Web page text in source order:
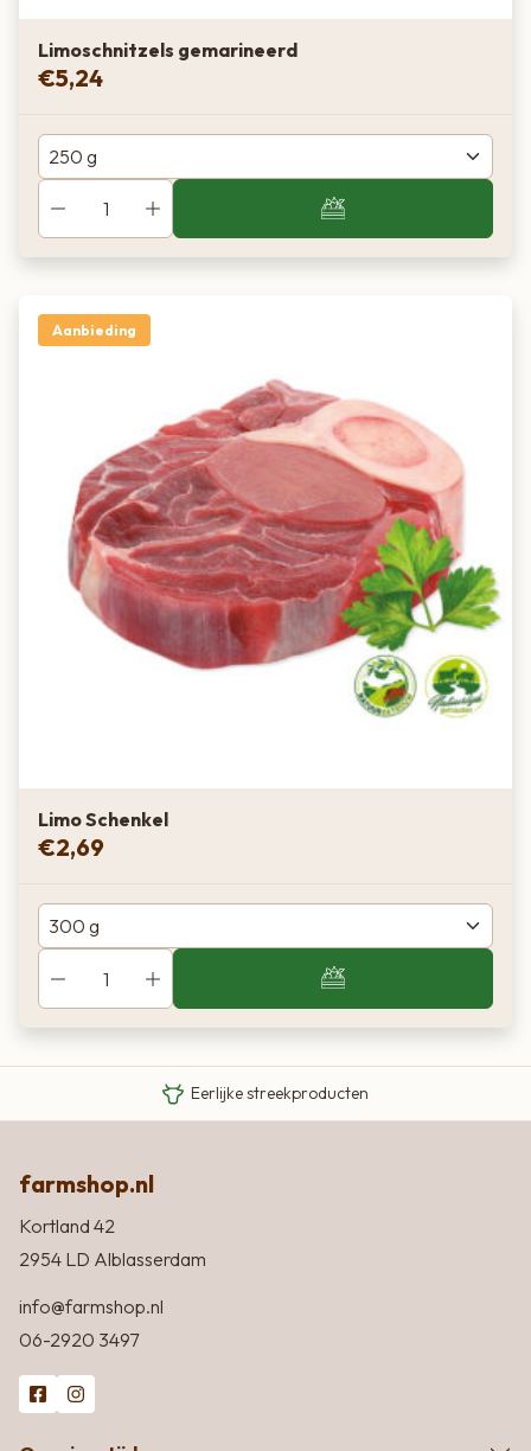
Limoschnitzels gemarineerd
€5,24
Aanbieding
Limo Schenkel
€2,69
Eigen Limousin runderen
Eerlijke streekproducten
farmshop.nl
Kortland 42
2954 LD Alblasserdam
info@farmshop.nl
06-2920 3497